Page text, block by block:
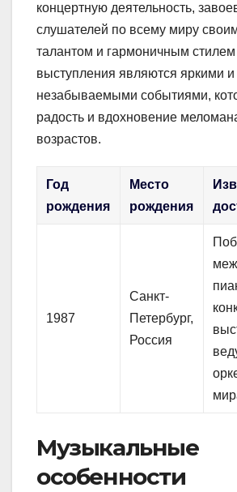
концертную деятельность,
слушателей по всему миру
талантом и гармоничным
выступления являются яркими и
незабываемыми событиями,
радость и вдохновение
возрастов.
Год
рождения
Место
рождения
1987
Санкт-
Петербург,
Россия
Музыкальные
особенности